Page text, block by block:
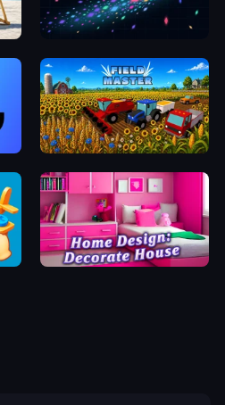
MagnetArrow
Field Master
Home Design: Decorate House